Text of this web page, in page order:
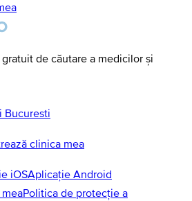
de căutare a medicilor și
Bucuresti
clinica mea
iOSAplicație Android
Politica de protecție a